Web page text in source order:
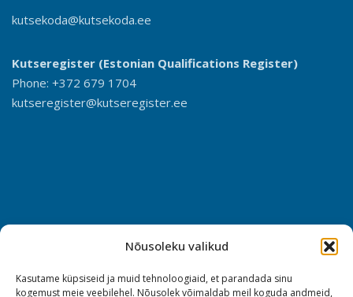
Nõusoleku valikud
Kasutame küpsiseid ja muid tehnoloogiaid, et parandada sinu
kogemust meie veebilehel. Nõusolek võimaldab meil koguda andmeid,
kutsekoda@kutsekoda.ee
Kutseregister (Estonian Qualifications Register)
Phone: +372 679 1704
kutseregister@kutseregister.ee